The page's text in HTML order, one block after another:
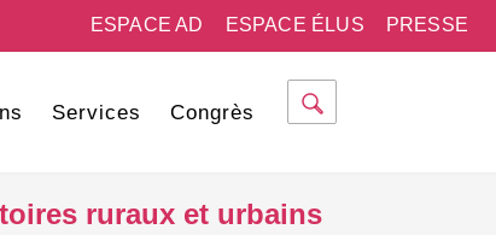
PRESSE
ESPACE ÉLUS
ESPACE AD
Services Congrès
ruraux et urbains